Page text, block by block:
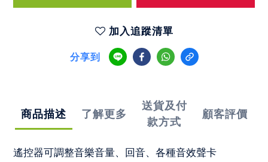
加入追蹤清單
分享到
商品描述 了解更多
送貨及付
款方式
顧客評價
遙控器可調整音樂音量、回音、各種音效聲卡